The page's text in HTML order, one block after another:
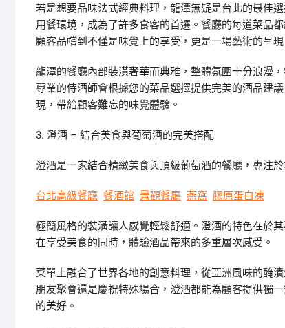
若是想要品味法式經典料理，龍潭無疑是台北的最佳
用餐環境，成為了許多食客的首選。餐廳的每道菜品
顧客品嚐到不僅是味覺上的享受，更是一場藝術的呈現
龍潭的餐廳內部裝潢奢華而典雅，整體氛圍十分浪漫
專業的侍酒師會根據您的菜品選擇提供完美的酒品建
現，帶給顧客難忘的味覺體驗。
3. 澄酒 – 結合美食與葡萄酒的完美搭配
澄酒是一家結合精緻美食與頂級葡萄酒的餐廳，專注
台北高級餐廳 餐酒館 景觀餐廳 燕窩 膠原蛋白凍
極簡風格的裝潢讓人感覺輕鬆舒適。澄酒的特色在於
在享受美食的同時，體驗酒品帶來的多重層次感受。
菜單上融合了世界各地的創意料理，從亞洲風味的醃
朋友聚會還是慶祝特殊場合，澄酒都能為顧客提供獨
的美好。